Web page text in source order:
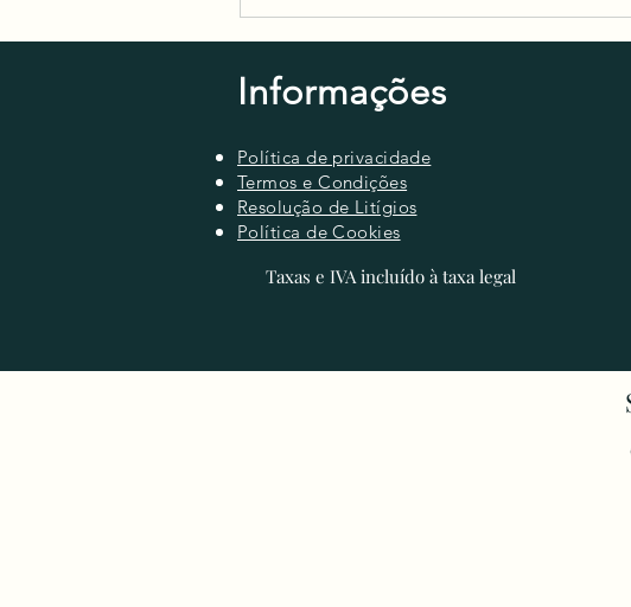
Informações
Política de privacidade
Termos e Condições
Resolução de Litígios
Política de Cookies
Taxas e IVA incluído à taxa legal